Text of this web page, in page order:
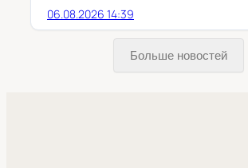
06.08.2026 14:39
Больше новостей